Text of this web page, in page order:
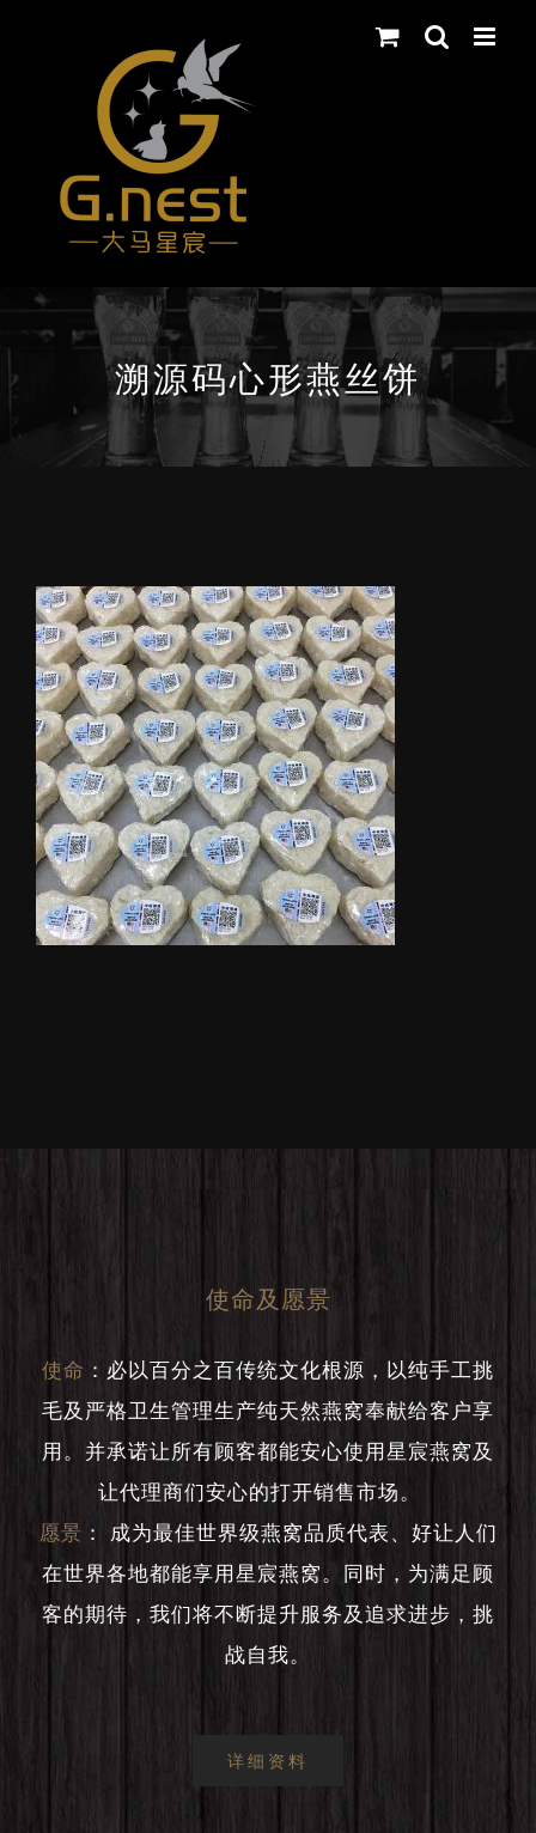
溯源码心形燕丝饼
使命及愿景
使命 ： 必以百分之百传统文化根源，以纯手工挑
毛及严格卫生管理生产纯天然燕窝奉献给客户享
用。并承诺让所有顾客都能安心使用星宸燕窝及
让代理商们安心的打开销售市场。
愿景 ：
成为最佳世界级燕窝品质代表、好让人们
在世界各地都能享用星宸燕窝。同时，为满足顾
客的期待，我们将不断提升服务及追求进步，挑
战自我。
详细资料